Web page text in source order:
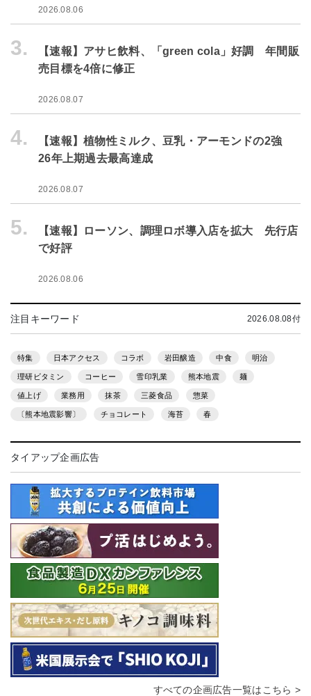
2026.08.06
3.
【速報】アサヒ飲料、「green cola」好調 年間販
売目標を4倍に修正
2026.08.07
4.
【速報】植物性ミルク、豆乳・アーモンドの2強
26年上期過去最高達成
2026.08.07
5.
【速報】ローソン、調理ロボ導入店を拡大 先行店
で好評
2026.08.06
注目キーワード 2026.08.08付
特集 日本アクセス コラボ 岩田醸造 中食 明治
理研ビタミン コーヒー 雪印乳業 熊本地震 麺
値上げ 業務用 抹茶 三菱食品 惣菜
〔熊本地震影響〕 チョコレート 海苔 春
タイアップ企画広告
すべての企画広告一覧はこちら >